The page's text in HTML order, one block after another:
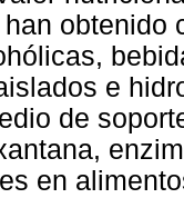
obtenido
e
de
en